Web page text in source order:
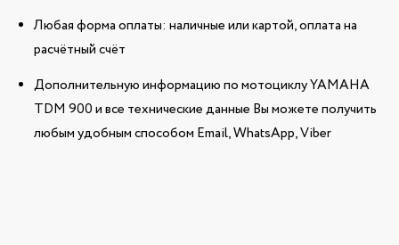
Любая форма оплаты: наличные или картой, оплата на
расчётный счёт
Дополнительную информацию по мотоциклу YAMAHA
TDM 900 и все технические данные Вы можете получить
любым удобным способом Email, WhatsApp, Viber